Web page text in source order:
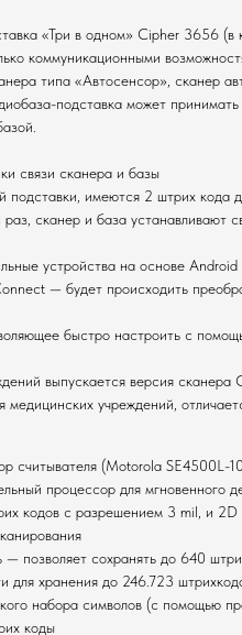
«Три в одном» Cipher 3656 (в
коммуникационными
типа «Автосенсор», сканер
подставка может
связи сканера и базы
имеются 2 штрих кода
сканер и база устанавливают
устройства на основе
— будет происходить
быстро настроить с
выпускается версия
медицинских учреждений,
считывателя (Motorola SE4500L-
процессор для мгновенного
кодов с разрешением 3 mil, и
— позволяет сохранять до 640
для хранения до 246.723
набора символов (с помощью
коды